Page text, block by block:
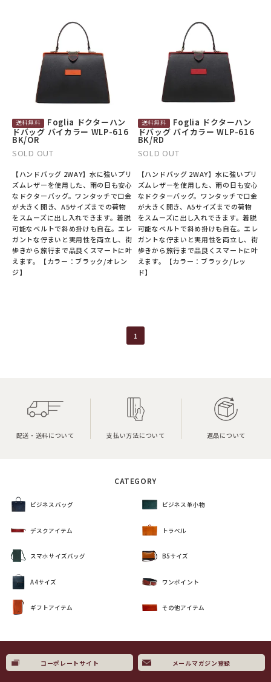
Foglia ドクターハン
ドバッグ バイカラー WLP-616
BK/OR
SOLD OUT
【ハンドバッグ 2WAY】水に強いプリ
ズムレザーを使用した、雨の日も安心
なドクターバッグ。ワンタッチで口金
が大きく開き、A5サイズまでの荷物
をスムーズに出し入れできます。着脱
可能なベルトで斜め掛けも自在。エレ
ガントな佇まいと実用性を両立し、街
歩きから旅行まで品良くスマートに叶
えます。【カラー：ブラック/オレン
ジ】
Foglia ドクターハン
ドバッグ バイカラー WLP-616
BK/RD
SOLD OUT
【ハンドバッグ 2WAY】水に強いプリ
ズムレザーを使用した、雨の日も安心
なドクターバッグ。ワンタッチで口金
が大きく開き、A5サイズまでの荷物
をスムーズに出し入れできます。着脱
可能なベルトで斜め掛けも自在。エレ
ガントな佇まいと実用性を両立し、街
歩きから旅行まで品良くスマートに叶
えます。【カラー：ブラック/レッ
ド】
1
配送・送料について 支払い方法について 返品について
CATEGORY
ビジネスバッグ ビジネス革小物
デスクアイテム トラベル
スマホサイズバッグ B5サイズ
A4サイズ ワンポイント
ギフトアイテム その他アイテム
コーポレートサイト メールマガジン登録